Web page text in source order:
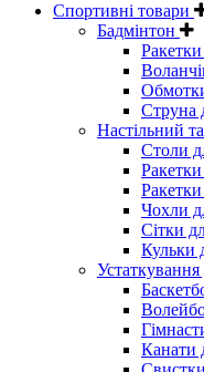
Спортивні товари
Бадмінтон
Струна
Настільний
Столи
Ракетки
Ракетки
Чохли
Сітки
Кульки
Устаткування
Канати